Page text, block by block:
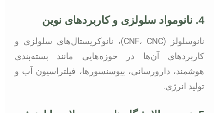
4. نانومواد سلولزی و کاربردهای نوین
نانوسلولز (CNF، CNC)، نانوکریستال‌های سلولزی و
کاربردهای آن‌ها در حوزه‌هایی مانند بسته‌بندی
هوشمند، دارورسانی، بیوسنسورها، فیلتراسیون آب و
تولید انرژی.